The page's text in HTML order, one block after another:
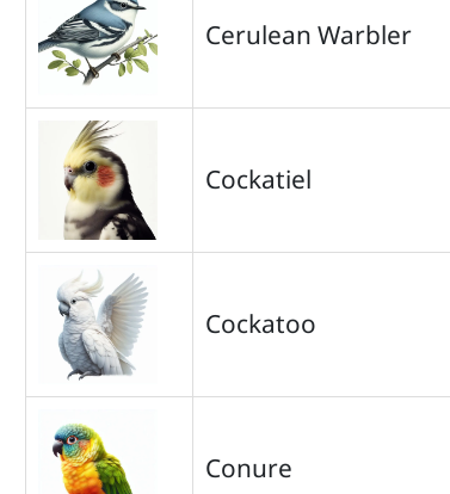
Cerulean Warbler
Cockatiel
Cockatoo
Conure